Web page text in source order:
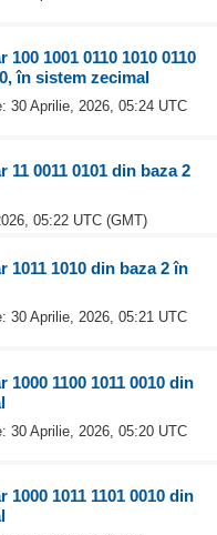
1001 0110 1010 0110
în sistem zecimal
30 Aprilie, 2026, 05:24 UTC
0011 0101 din baza 2
05:22 UTC (GMT)
1010 din baza 2 în
30 Aprilie, 2026, 05:21 UTC
1100 1011 0010 din
30 Aprilie, 2026, 05:20 UTC
1011 1101 0010 din